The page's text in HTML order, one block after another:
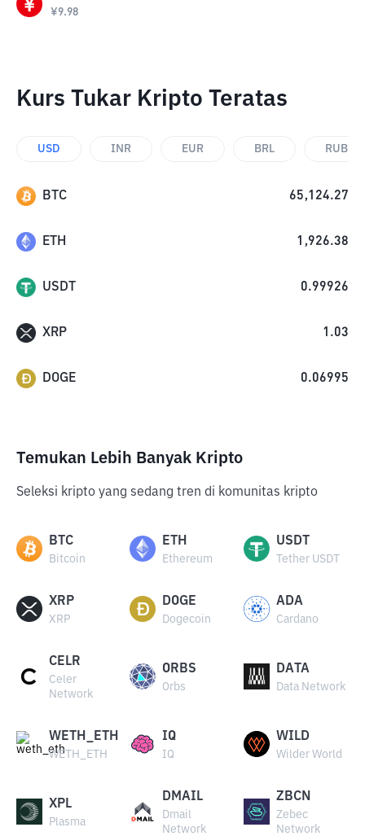
¥9.98
Kurs Tukar Kripto Teratas
USD INR EUR BRL RUB
BTC 65,124.27
ETH 1,926.38
USDT 0.99926
XRP 1.03
DOGE 0.06995
Temukan Lebih Banyak Kripto
Seleksi kripto yang sedang tren di komunitas kripto
BTC
Bitcoin
ETH
Ethereum
USDT
Tether USDT
XRP
XRP
DOGE
Dogecoin
ADA
Cardano
CELR
Celer
Network
ORBS
Orbs
DATA
Data Network
WETH_ETH
WETH_ETH
IQ
IQ
WILD
Wilder World
XPL
Plasma
DMAIL
Dmail
Network
ZBCN
Zebec
Network